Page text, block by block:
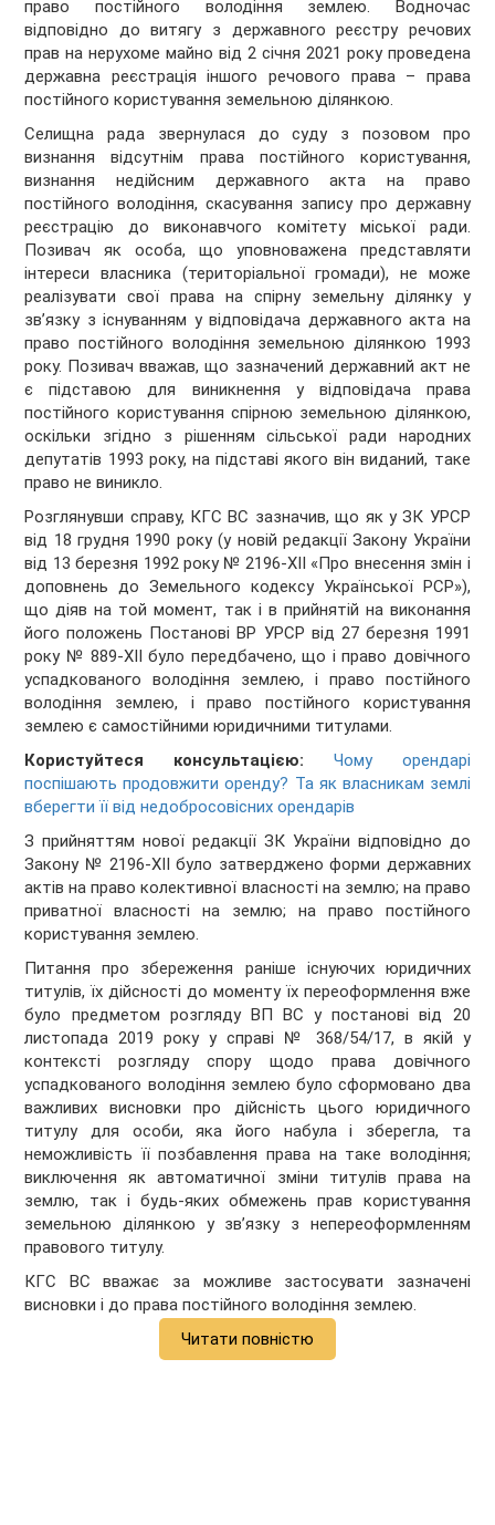
право постійного володіння землею. Водночас
відповідно до витягу з державного реєстру речових
прав на нерухоме майно від 2 січня 2021 року проведена
державна реєстрація іншого речового права – права
постійного користування земельною ділянкою.
Селищна рада звернулася до суду з позовом про
визнання відсутнім права постійного користування,
визнання недійсним державного акта на право
постійного володіння, скасування запису про державну
реєстрацію до виконавчого комітету міської ради.
Позивач як особа, що уповноважена представляти
інтереси власника (територіальної громади), не може
реалізувати свої права на спірну земельну ділянку у
зв’язку з існуванням у відповідача державного акта на
право постійного володіння земельною ділянкою 1993
року. Позивач вважав, що зазначений державний акт не
є підставою для виникнення у відповідача права
постійного користування спірною земельною ділянкою,
оскільки згідно з рішенням сільської ради народних
депутатів 1993 року, на підставі якого він виданий, таке
право не виникло.
Розглянувши справу, КГС ВС зазначив, що як у ЗК УРСР
від 18 грудня 1990 року (у новій редакції Закону України
від 13 березня 1992 року № 2196-XII «Про внесення змін і
доповнень до Земельного кодексу Української РСР»),
що діяв на той момент, так і в прийнятій на виконання
його положень Постанові ВР УРСР від 27 березня 1991
року № 889-XII було передбачено, що і право довічного
успадкованого володіння землею, і право постійного
володіння землею, і право постійного користування
землею є самостійними юридичними титулами.
Користуйтеся консультацією:
Чому орендарі
поспішають продовжити оренду? Та як власникам землі
вберегти її від недобросовісних орендарів
З прийняттям нової редакції ЗК України відповідно до
Закону № 2196-XII було затверджено форми державних
актів на право колективної власності на землю; на право
приватної власності на землю; на право постійного
користування землею.
Питання про збереження раніше існуючих юридичних
титулів, їх дійсності до моменту їх переоформлення вже
було предметом розгляду ВП ВС у постанові від 20
листопада 2019 року у справі № 368/54/17, в якій у
контексті розгляду спору щодо права довічного
успадкованого володіння землею було сформовано два
важливих висновки про дійсність цього юридичного
титулу для особи, яка його набула і зберегла, та
неможливість її позбавлення права на таке володіння;
виключення як автоматичної зміни титулів права на
землю, так і будь-яких обмежень прав користування
земельною ділянкою у зв’язку з непереоформленням
правового титулу.
КГС ВС вважає за можливе застосувати зазначені
висновки і до права постійного володіння землею.
Читати повністю